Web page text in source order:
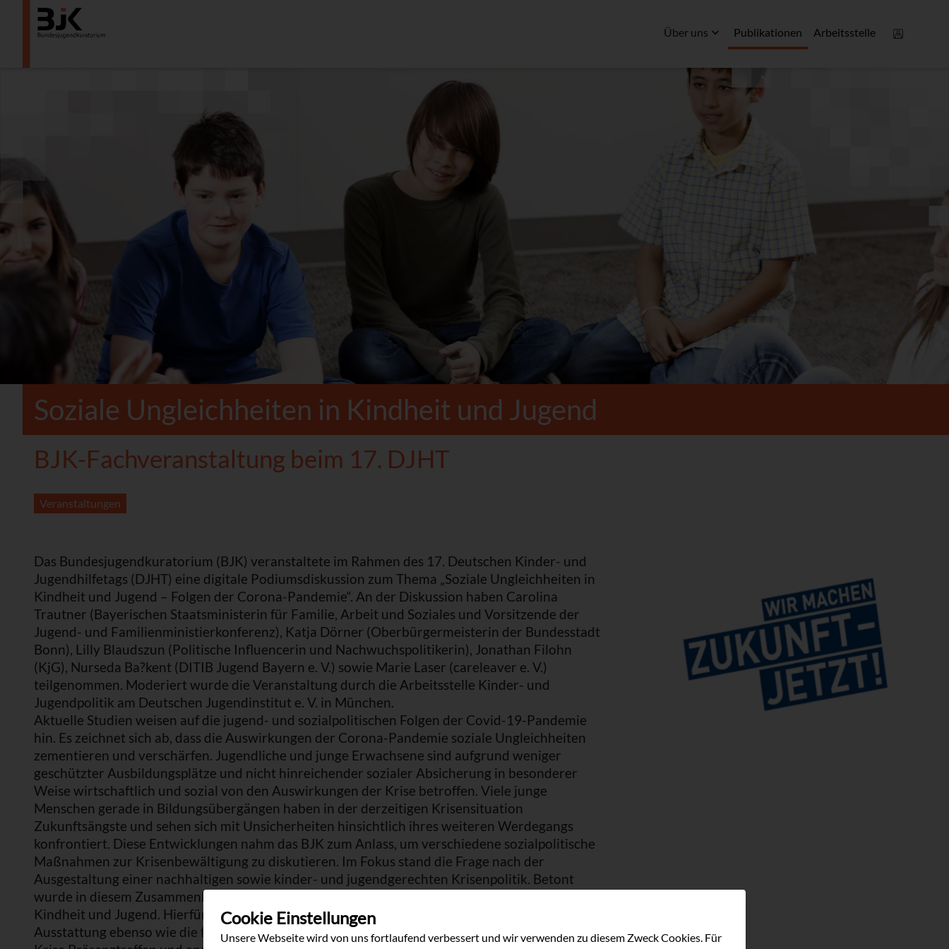
Über uns Publikationen Arbeitsstelle
Soziale Ungleichheiten in Kindheit und Jugend
BJK-Fachveranstaltung beim 17. DJHT
Veranstaltungen
Das Bundesjugendkuratorium (BJK) veranstaltete im Rahmen des 17. Deutschen Kinder- und
Jugendhilfetags (DJHT) eine digitale Podiumsdiskussion zum Thema „Soziale Ungleichheiten in
Kindheit und Jugend – Folgen der Corona-Pandemie“. An der Diskussion haben Carolina
Trautner (Bayerischen Staatsministerin für Familie, Arbeit und Soziales und Vorsitzende der
Jugend- und Familienministierkonferenz), Katja Dörner (Oberbürgermeisterin der Bundesstadt
Bonn), Lilly Blaudszun (Politische Influencerin und Nachwuchspolitikerin), Jonathan Filohn
(KjG), Nurseda Ba?kent (DITIB Jugend Bayern e. V.) sowie Marie Laser (careleaver e. V.)
teilgenommen. Moderiert wurde die Veranstaltung durch die Arbeitsstelle Kinder- und
Jugendpolitik am Deutschen Jugendinstitut e. V. in München.
Aktuelle Studien weisen auf die jugend- und sozialpolitischen Folgen der Covid-19-Pandemie
hin. Es zeichnet sich ab, dass die Auswirkungen der Corona-Pandemie soziale Ungleichheiten
zementieren und verschärfen. Jugendliche und junge Erwachsene sind aufgrund weniger
geschützter Ausbildungsplätze und nicht hinreichender sozialer Absicherung in besonderer
Weise wirtschaftlich und sozial von den Auswirkungen der Krise betroffen. Viele junge
Menschen gerade in Bildungsübergängen haben in der derzeitigen Krisensituation
Zukunftsängste und sehen sich mit Unsicherheiten hinsichtlich ihres weiteren Werdegangs
konfrontiert. Diese Entwicklungen nahm das BJK zum Anlass, um verschiedene sozialpolitische
Maßnahmen zur Krisenbewältigung zu diskutieren. Im Fokus stand die Frage nach der
Ausgestaltung einer nachhaltigen sowie kinder- und jugendgerechten Krisenpolitik. Betont
wurde in diesem Zusammenhang die Wichtigkeit der Aufrechterhaltung der Infrastrukturen von
Kindheit und Jugend. Hierfür braucht es neben digitalen Angeboten, die eine technische
Ausstattung ebenso wie die fachliche Qualifikation voraussetzen, Optionen, um auch in der
Cookie Einstellungen
Unsere Webseite wird von uns fortlaufend verbessert und wir verwenden zu diesem Zweck Cookies. Für